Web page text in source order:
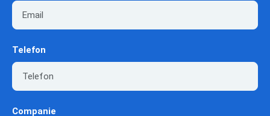
Telefon
Companie